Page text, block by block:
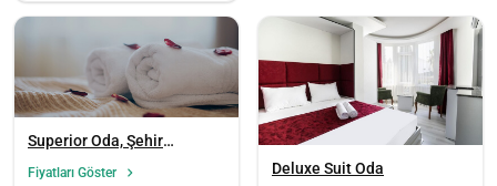
Superior Oda, Şehir
Fiyatları Göster Deluxe Suit Oda